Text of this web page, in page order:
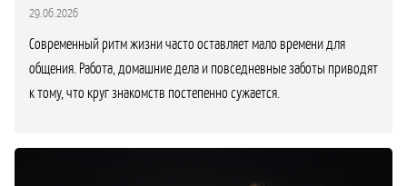
29.06.2026
Современный ритм жизни часто оставляет мало времени для
общения. Работа, домашние дела и повседневные заботы приводят
к тому, что круг знакомств постепенно сужается.